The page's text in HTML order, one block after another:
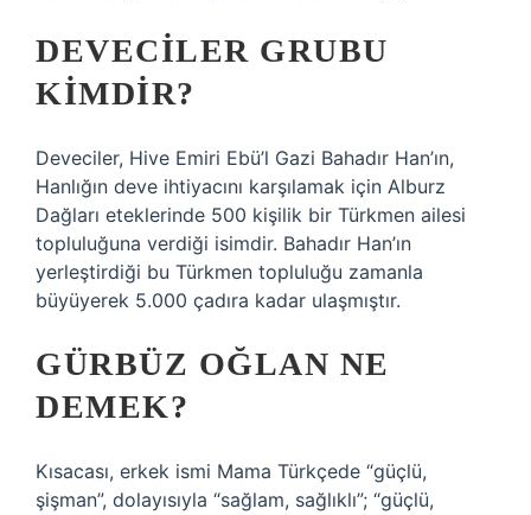
DEVECILER GRUBU
KIMDIR?
Deveciler, Hive Emiri Ebü’l Gazi Bahadır Han’ın,
Hanlığın deve ihtiyacını karşılamak için Alburz
Dağları eteklerinde 500 kişilik bir Türkmen ailesi
topluluğuna verdiği isimdir. Bahadır Han’ın
yerleştirdiği bu Türkmen topluluğu zamanla
büyüyerek 5.000 çadıra kadar ulaşmıştır.
GÜRBÜZ OĞLAN NE
DEMEK?
Kısacası, erkek ismi Mama Türkçede “güçlü,
şişman”, dolayısıyla “sağlam, sağlıklı”; “güçlü,